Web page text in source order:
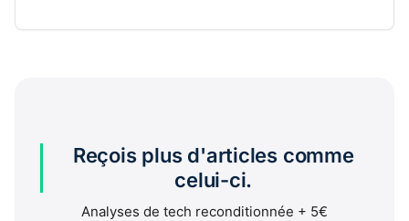
Reçois plus d'articles comme
celui-ci.
Analyses de tech reconditionnée + 5€